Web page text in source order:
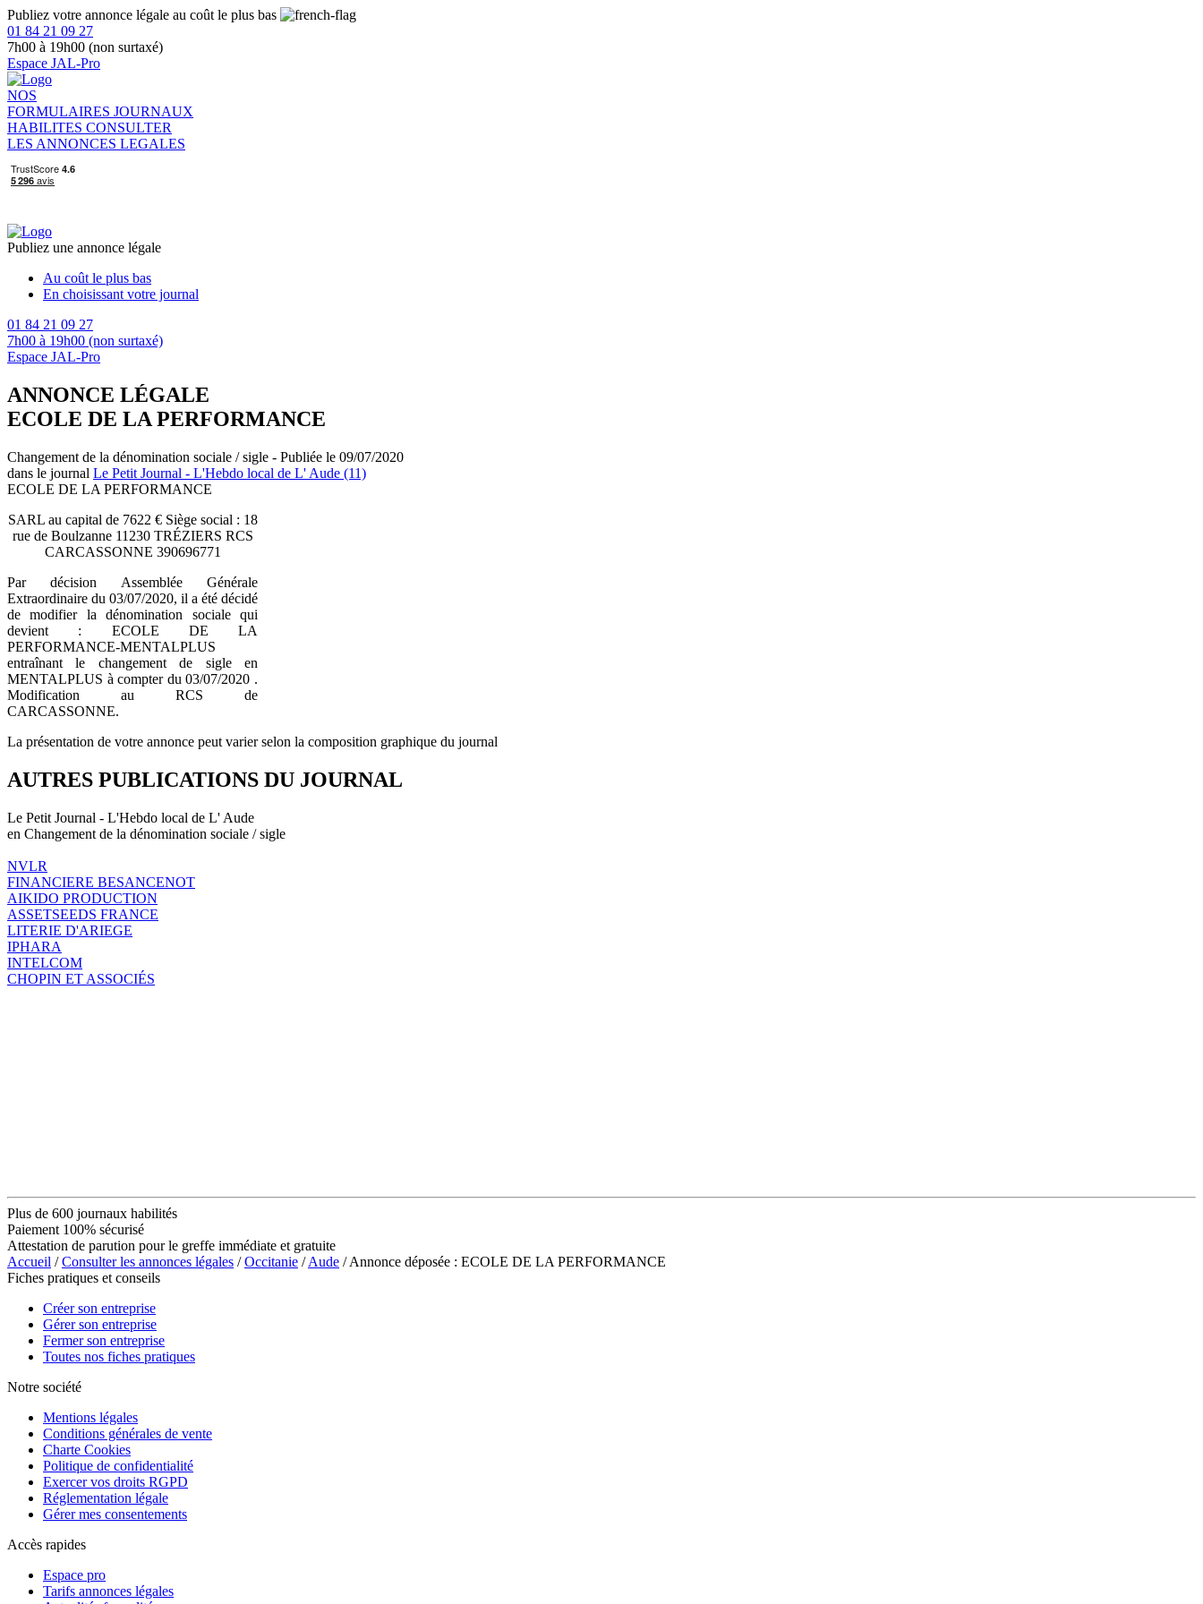
Publiez votre annonce légale au coût le plus bas
01 84 21 09 27
7h00 à 19h00 (non surtaxé)
Espace JAL-Pro
NOS
FORMULAIRES JOURNAUX
HABILITES CONSULTER
LES ANNONCES LEGALES
Publiez une annonce légale
Au coût le plus bas
En choisissant votre journal
01 84 21 09 27
7h00 à 19h00 (non surtaxé)
Espace JAL-Pro
ANNONCE LÉGALE
ECOLE DE LA PERFORMANCE
Changement de la dénomination sociale / sigle - Publiée le 09/07/2020
dans le journal Le Petit Journal - L'Hebdo local de L' Aude (11)
ECOLE DE LA PERFORMANCE
SARL au capital de 7622 € Siège social : 18
rue de Boulzanne 11230 TRÉZIERS RCS
CARCASSONNE 390696771
Par décision Assemblée Générale
Extraordinaire du 03/07/2020, il a été décidé
de modifier la dénomination sociale qui
devient : ECOLE DE LA
PERFORMANCE-MENTALPLUS
entraînant le changement de sigle en
MENTALPLUS à compter du 03/07/2020 .
Modification au RCS de
CARCASSONNE.
La présentation de votre annonce peut varier selon la composition graphique du journal
AUTRES PUBLICATIONS DU JOURNAL
Le Petit Journal - L'Hebdo local de L' Aude
en Changement de la dénomination sociale / sigle
NVLR
FINANCIERE BESANCENOT
AIKIDO PRODUCTION
ASSETSEEDS FRANCE
LITERIE D'ARIEGE
IPHARA
INTELCOM
CHOPIN ET ASSOCIÉS
Plus de 600 journaux habilités
Paiement 100% sécurisé
Attestation de parution pour le greffe immédiate et gratuite
Accueil /Consulter les annonces légales /Occitanie /Aude / Annonce déposée : ECOLE DE LA PERFORMANCE
Fiches pratiques et conseils
Créer son entreprise
Gérer son entreprise
Fermer son entreprise
Toutes nos fiches pratiques
Notre société
Mentions légales
Conditions générales de vente
Charte Cookies
Politique de confidentialité
Exercer vos droits RGPD
Réglementation légale
Gérer mes consentements
Accès rapides
Espace pro
Tarifs annonces légales